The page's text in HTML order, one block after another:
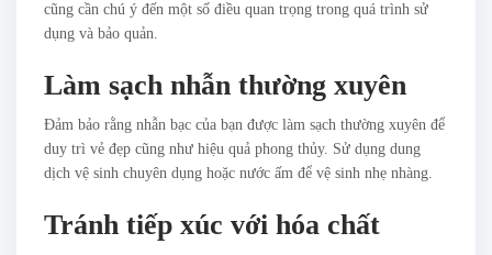
cũng cần chú ý đến một số điều quan trọng trong quá trình sử
dụng và bảo quản.
Làm sạch nhẫn thường xuyên
Đảm bảo rằng nhẫn bạc của bạn được làm sạch thường xuyên để
duy trì vẻ đẹp cũng như hiệu quả phong thủy. Sử dụng dung
dịch vệ sinh chuyên dụng hoặc nước ấm để vệ sinh nhẹ nhàng.
Tránh tiếp xúc với hóa chất